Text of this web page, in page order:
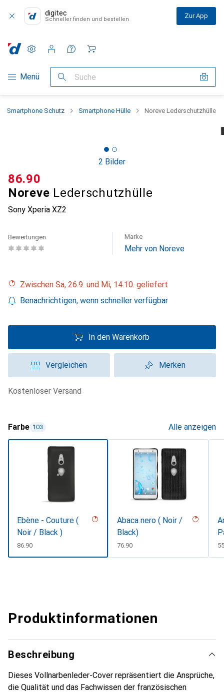
digitec
Schneller finden und bestellen Zur App
Navigation nach Kategorien
Menü Suche
Einstellungen
Kundenkonto
Vergleichslisten
Merklisten
Warenkorb
Smartphone Schutz Smartphone Hülle Noreve Lederschutzhülle
2 Bilder
Noreve Lederschutzhülle
Sony Xperia XZ2
CHF
86.90
Bewertungen Marke
Mehr von Noreve
Zwischen Sa, 26.9. und Mi, 14.10. geliefert
Benachrichtigen, wenn schneller verfügbar
In den Warenkorb
Vergleichen Merken
kostenloser Versand
Farbe 103 Alle anzeigen
Ebène - Couture (
Noir / Black )
CHF
86.90
Abaca nero ( Noir /
Black)
CHF
76.90
Produktinformationen
Beschreibung
Dieses Vollnarbenleder-Cover repräsentiert die Ansprüche,
die Qualität und das Fachwissen der französischen